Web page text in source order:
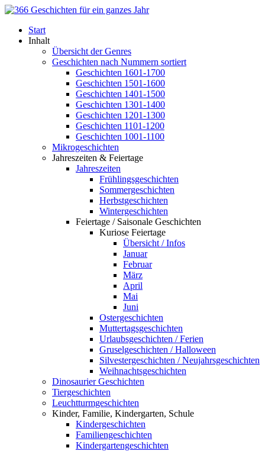
Start
Inhalt
Übersicht der Genres
Geschichten nach Nummern sortiert
Geschichten 1601-1700
Geschichten 1501-1600
Geschichten 1401-1500
Geschichten 1301-1400
Geschichten 1201-1300
Geschichten 1101-1200
Geschichten 1001-1100
Mikrogeschichten
Jahreszeiten & Feiertage
Jahreszeiten
Frühlingsgeschichten
Sommergeschichten
Herbstgeschichten
Wintergeschichten
Feiertage / Saisonale Geschichten
Kuriose Feiertage
Übersicht / Infos
Januar
Februar
März
April
Mai
Juni
Ostergeschichten
Muttertagsgeschichten
Urlaubsgeschichten / Ferien
Gruselgeschichten / Halloween
Silvestergeschichten / Neujahrsgeschichten
Weihnachtsgeschichten
Dinosaurier Geschichten
Tiergeschichten
Leuchtturmgeschichten
Kinder, Familie, Kindergarten, Schule
Kindergeschichten
Familiengeschichten
Kindergartengeschichten